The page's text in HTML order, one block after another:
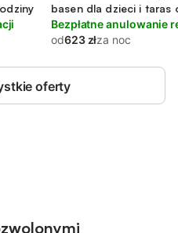
basen dla dzieci i taras
zwierzęta dozwolone
Bezpłatne anulowanie
od623 złza noc
oferty